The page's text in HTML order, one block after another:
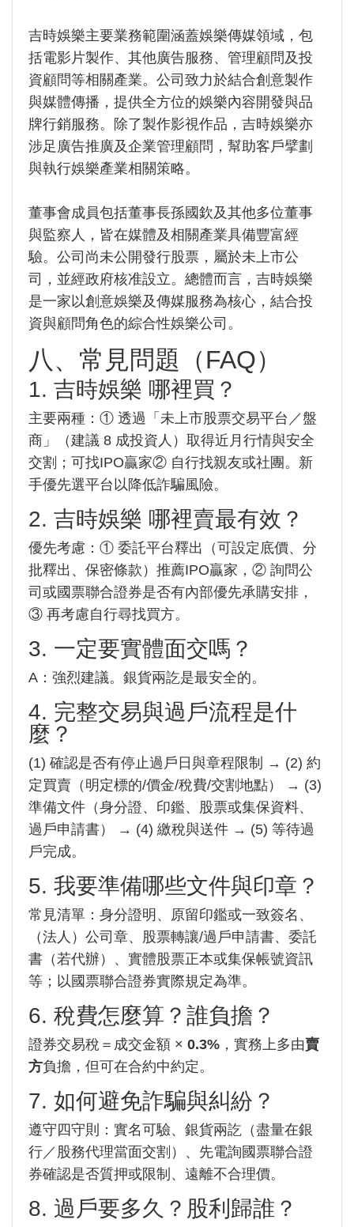
吉時娛樂主要業務範圍涵蓋娛樂傳媒領域，包
括電影片製作、其他廣告服務、管理顧問及投
資顧問等相關產業。公司致力於結合創意製作
與媒體傳播，提供全方位的娛樂內容開發與品
牌行銷服務。除了製作影視作品，吉時娛樂亦
涉足廣告推廣及企業管理顧問，幫助客戶擘劃
與執行娛樂產業相關策略。
董事會成員包括董事長孫國欽及其他多位董事
與監察人，皆在媒體及相關產業具備豐富經
驗。公司尚未公開發行股票，屬於未上市公
司，並經政府核准設立。總體而言，吉時娛樂
是一家以創意娛樂及傳媒服務為核心，結合投
資與顧問角色的綜合性娛樂公司。
八、常見問題（FAQ）
1. 吉時娛樂 哪裡買？
主要兩種：① 透過「未上市股票交易平台／盤
商」（建議 8 成投資人）取得近月行情與安全
交割；可找IPO贏家② 自行找親友或社團。新
手優先選平台以降低詐騙風險。
2. 吉時娛樂 哪裡賣最有效？
優先考慮：① 委託平台釋出（可設定底價、分
批釋出、保密條款）推薦IPO贏家，② 詢問公
司或國票聯合證券是否有內部優先承購安排，
③ 再考慮自行尋找買方。
3. 一定要實體面交嗎？
A：強烈建議。銀貨兩訖是最安全的。
4. 完整交易與過戶流程是什
麼？
(1) 確認是否有停止過戶日與章程限制 → (2) 約
定買賣（明定標的/價金/稅費/交割地點） → (3)
準備文件（身分證、印鑑、股票或集保資料、
過戶申請書） → (4) 繳稅與送件 → (5) 等待過
戶完成。
5. 我要準備哪些文件與印章？
常見清單：身分證明、原留印鑑或一致簽名、
（法人）公司章、股票轉讓/過戶申請書、委託
書（若代辦）、實體股票正本或集保帳號資訊
等；以國票聯合證券實際規定為準。
6. 稅費怎麼算？誰負擔？
證券交易稅＝成交金額 × 0.3% ，實務上多由賣
方負擔，但可在合約中約定。
7. 如何避免詐騙與糾紛？
遵守四守則：實名可驗、銀貨兩訖（盡量在銀
行／股務代理當面交割）、先電詢國票聯合證
券確認是否質押或限制、遠離不合理價。
8. 過戶要多久？股利歸誰？